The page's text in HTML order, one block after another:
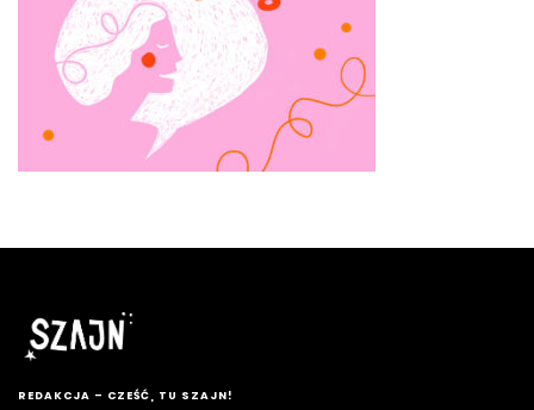
REDAKCJA – CZEŚĆ, TU SZAJN!